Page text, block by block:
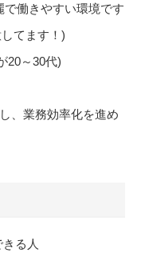
で働きやすい環境です
てます！)
20～30代)
、業務効率化を進め
る人